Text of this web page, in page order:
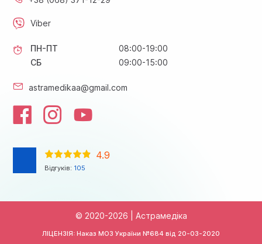
Viber
ПН-ПТ
08:00-19:00
СБ
09:00-15:00
astramedikaa@gmail.com
4.9
Відгуків: 105
© 2020-2026 | Астрамедіка
ЛІЦЕНЗІЯ: Наказ МОЗ України №684 від 20-03-2020